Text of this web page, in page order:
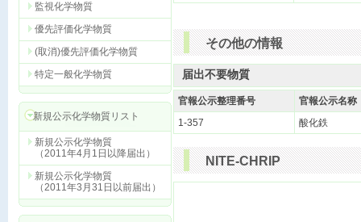
監視化学物質
優先評価化学物質
(取消)優先評価化学物質
特定一般化学物質
新規公示化学物質リスト
新規公示化学物質
（2011年4月1日以降届出）
新規公示化学物質
（2011年3月31日以前届出）
その他の情報
届出不要物質
官報公示整理番号
官報公示名称
1-357
酸化鉄
NITE-CHRIP